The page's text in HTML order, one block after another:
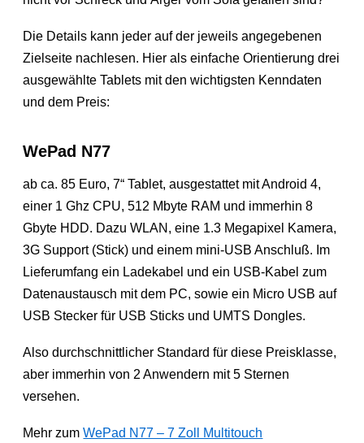
Die Details kann jeder auf der jeweils angegebenen
Zielseite nachlesen. Hier als einfache Orientierung drei
ausgewählte Tablets mit den wichtigsten Kenndaten
und dem Preis:
WePad N77
ab ca. 85 Euro, 7“ Tablet, ausgestattet mit Android 4,
einer 1 Ghz CPU, 512 Mbyte RAM und immerhin 8
Gbyte HDD. Dazu WLAN, eine 1.3 Megapixel Kamera,
3G Support (Stick) und einem mini-USB Anschluß. Im
Lieferumfang ein Ladekabel und ein USB-Kabel zum
Datenaustausch mit dem PC, sowie ein Micro USB auf
USB Stecker für USB Sticks und UMTS Dongles.
Also durchschnittlicher Standard für diese Preisklasse,
aber immerhin von 2 Anwendern mit 5 Sternen
versehen.
Mehr zumWePad N77 – 7 Zoll Multitouch